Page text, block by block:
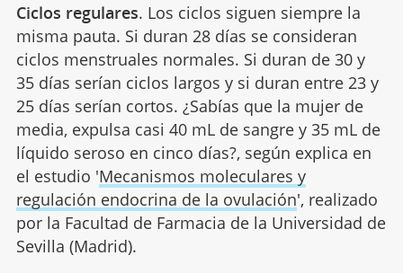
Ciclos regulares. Los ciclos siguen siempre la
misma pauta. Si duran 28 días se consideran
ciclos menstruales normales. Si duran de 30 y
35 días serían ciclos largos y si duran entre 23 y
25 días serían cortos. ¿Sabías que la mujer de
media, expulsa casi 40 mL de sangre y 35 mL de
líquido seroso en cinco días?, según explica en
el estudio 'Mecanismos moleculares y
regulación endocrina de la ovulación', realizado
por la Facultad de Farmacia de la Universidad de
Sevilla (Madrid).